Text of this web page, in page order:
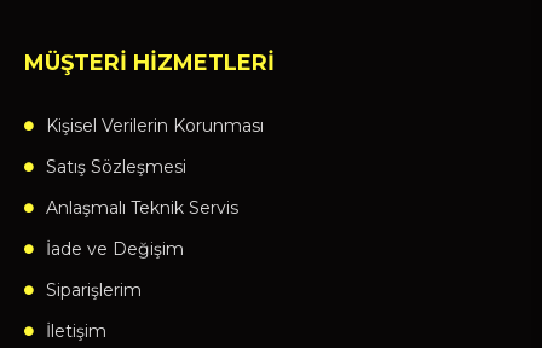
MÜŞTERİ HİZMETLERİ
Kişisel Verilerin Korunması
Satış Sözleşmesi
Anlaşmalı Teknik Servis
İade ve Değişim
Siparişlerim
İletişim